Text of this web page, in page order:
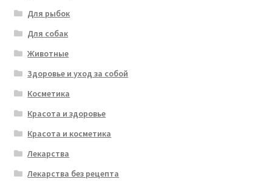
Для рыбок
Для собак
Животные
Здоровье и уход за собой
Косметика
Красота и здоровье
Красота и косметика
Лекарства
Лекарства без рецепта